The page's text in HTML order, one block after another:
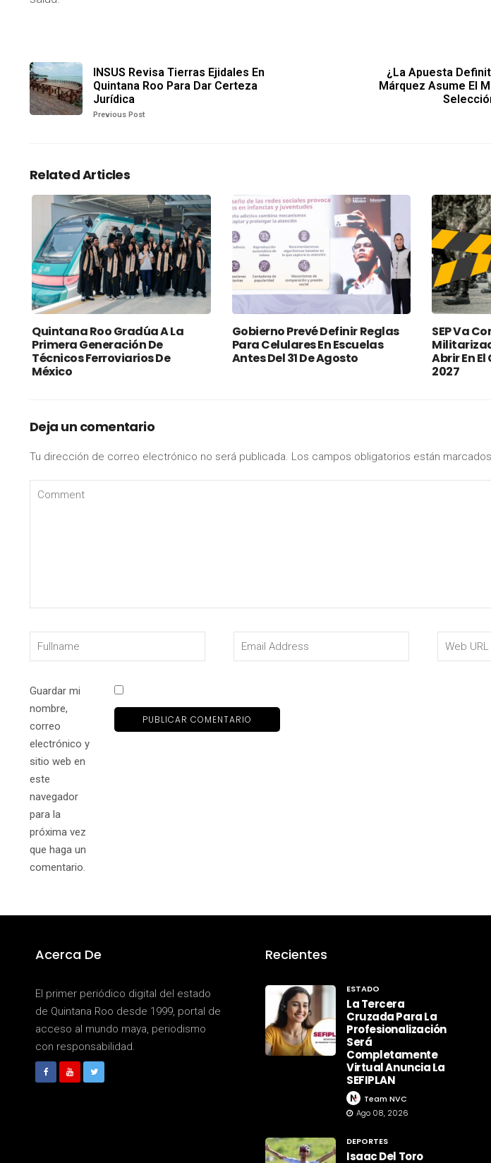
INSUS Revisa Tierras Ejidales En
Quintana Roo Para Dar Certeza
Jurídica
Previous Post
¿La Apuesta
Márquez Asume El
Related Articles
Quintana Roo Gradúa A La
Primera Generación De
Técnicos Ferroviarios De
México
Gobierno Prevé Definir Reglas
Para Celulares En Escuelas
Antes Del 31 De Agosto
SEP Va
Abrir En
2027
Deja un comentario
Tu dirección de correo electrónico no será publicada. Los campos obligatorios están
Guardar mi
nombre,
correo
electrónico y
sitio web en
este
navegador
para la
próxima vez
que haga un
comentario.
Acerca De
El primer periódico digital del estado
de Quintana Roo desde 1999, portal de
acceso al mundo maya, periodismo
con responsabilidad.
Recientes
ESTADO
La Tercera
Cruzada Para La
Profesionalización
Será
Completamente
Virtual Anuncia La
SEFIPLAN
Team NVC
Ago 08, 2026
DEPORTES
Isaac Del Toro